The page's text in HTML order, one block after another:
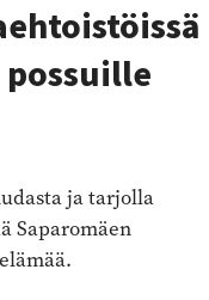
ja tarjolla
Saparomäen